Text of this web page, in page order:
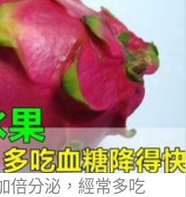
倍分泌，經常多吃